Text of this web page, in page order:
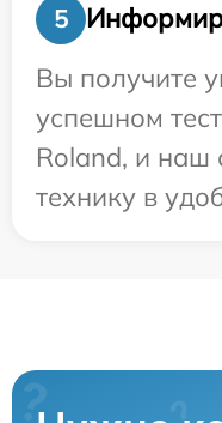
5
Вы получите
успешном
Roland, и наш
технику в